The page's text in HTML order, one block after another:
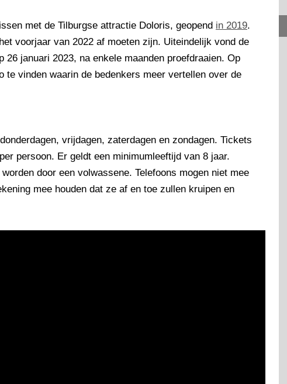
met de Tilburgse attractie Doloris, geopend in 2019.
voorjaar van 2022 af moeten zijn. Uiteindelijk vond de
26 januari 2023, na enkele maanden proefdraaien. Op
te vinden waarin de bedenkers meer vertellen over de
vrijdagen, zaterdagen en zondagen. Tickets
persoon. Er geldt een minimumleeftijd van 8 jaar.
door een volwassene. Telefoons mogen niet mee
mee houden dat ze af en toe zullen kruipen en